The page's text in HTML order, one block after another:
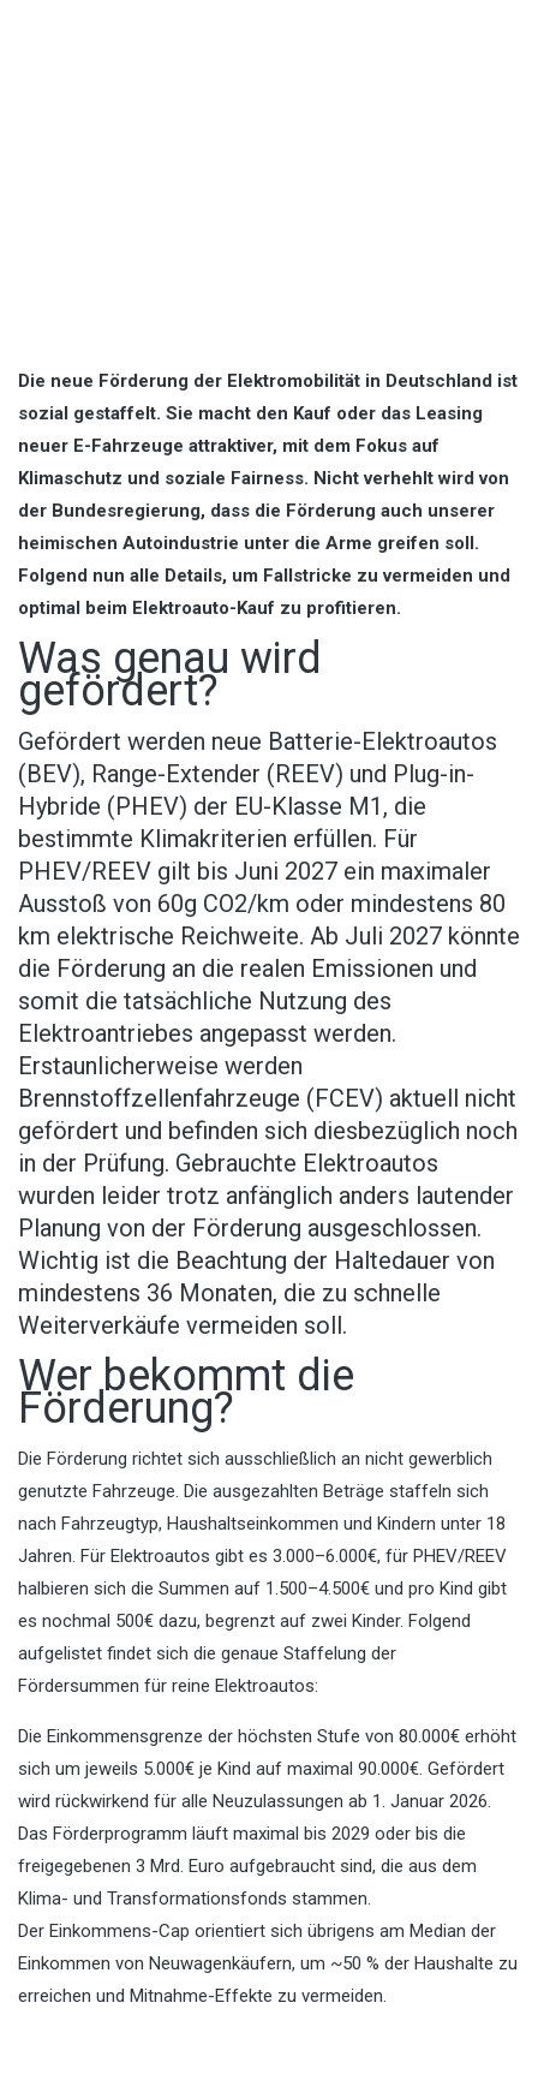
Die neue Förderung der Elektromobilität in Deutschland ist
sozial gestaffelt. Sie macht den Kauf oder das Leasing
neuer E-Fahrzeuge attraktiver, mit dem Fokus auf
Klimaschutz und soziale Fairness. Nicht verhehlt wird von
der Bundesregierung, dass die Förderung auch unserer
heimischen Autoindustrie unter die Arme greifen soll.
Folgend nun alle Details, um Fallstricke zu vermeiden und
optimal beim Elektroauto-Kauf zu profitieren.
Was genau wird
gefördert?
Gefördert werden neue Batterie-Elektroautos
(BEV), Range-Extender (REEV) und Plug-in-
Hybride (PHEV) der EU-Klasse M1, die
bestimmte Klimakriterien erfüllen. Für
PHEV/REEV gilt bis Juni 2027 ein maximaler
Ausstoß von 60g CO2/km oder mindestens 80
km elektrische Reichweite. Ab Juli 2027 könnte
die Förderung an die realen Emissionen und
somit die tatsächliche Nutzung des
Elektroantriebes angepasst werden.
Erstaunlicherweise werden
Brennstoffzellenfahrzeuge (FCEV) aktuell nicht
gefördert und befinden sich diesbezüglich noch
in der Prüfung. Gebrauchte Elektroautos
wurden leider trotz anfänglich anders lautender
Planung von der Förderung ausgeschlossen.
Wichtig ist die Beachtung der Haltedauer von
mindestens 36 Monaten, die zu schnelle
Weiterverkäufe vermeiden soll.
Wer bekommt die
Förderung?
Die Förderung richtet sich ausschließlich an nicht gewerblich
genutzte Fahrzeuge. Die ausgezahlten Beträge staffeln sich
nach Fahrzeugtyp, Haushaltseinkommen und Kindern unter 18
Jahren. Für Elektroautos gibt es 3.000–6.000€, für PHEV/REEV
halbieren sich die Summen auf 1.500–4.500€ und pro Kind gibt
es nochmal 500€ dazu, begrenzt auf zwei Kinder. Folgend
aufgelistet findet sich die genaue Staffelung der
Fördersummen für reine Elektroautos:
Die Einkommensgrenze der höchsten Stufe von 80.000€ erhöht
sich um jeweils 5.000€ je Kind auf maximal 90.000€. Gefördert
wird rückwirkend für alle Neuzulassungen ab 1. Januar 2026.
Das Förderprogramm läuft maximal bis 2029 oder bis die
freigegebenen 3 Mrd. Euro aufgebraucht sind, die aus dem
Klima- und Transformationsfonds stammen.
Der Einkommens-Cap orientiert sich übrigens am Median der
Einkommen von Neuwagenkäufern, um ~50 % der Haushalte zu
erreichen und Mitnahme-Effekte zu vermeiden.